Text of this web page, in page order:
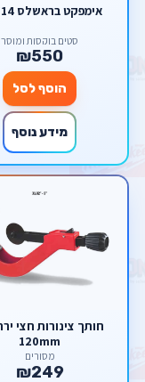
אימפקט בראשלס XDT14
סטים בוקסות ומוסך
₪550
הוסף לסל
מידע נוסף
120mm
מסורים
₪249